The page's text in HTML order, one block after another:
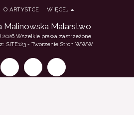
Malinowska Malarstwo
2026 Wszelkie prawa zastrzeżone
SITE123 - Tworzenie Stron WWW
O ARTYSTCE WIĘCEJ